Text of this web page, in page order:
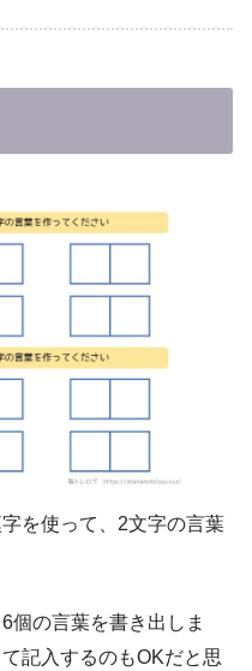
を使って、2文字の言葉
個の言葉を書き出しま
記入するのもOKだと思